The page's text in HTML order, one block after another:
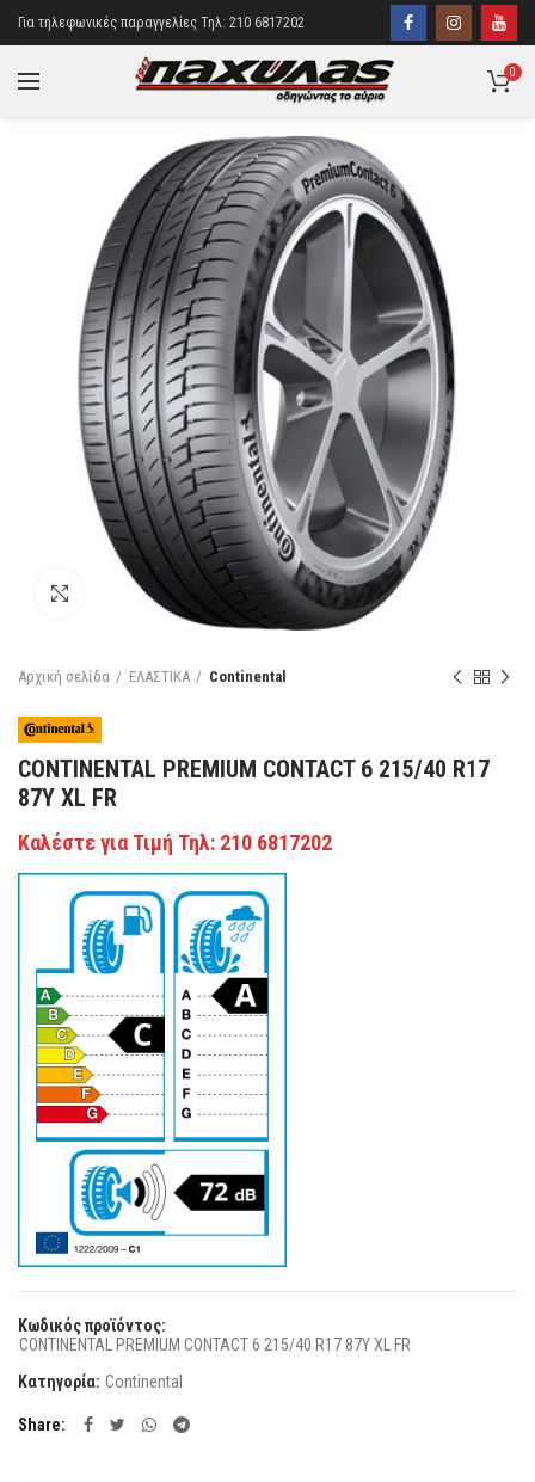
Για τηλεφωνικές παραγγελίες Τηλ: 210 6817202
0
Κάντε κλικ για μεγέθυνση
Αρχική σελίδα ΕΛΑΣΤΙΚΑ Continental
CONTINENTAL PREMIUM CONTACT 6 215/40 R17
87Y XL FR
Καλέστε για Τιμή Τηλ: 210 6817202
Κωδικός προϊόντος:
CONTINENTAL PREMIUM CONTACT 6 215/40 R17 87Y XL FR
Κατηγορία: Continental
Share